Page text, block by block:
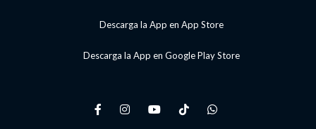
Descarga la App en App Store
Descarga la App en Google Play Store